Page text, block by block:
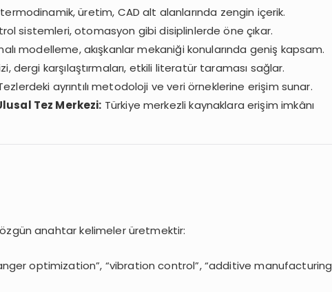
üretim, CAD alt alanlarında zengin içerik.
sistemleri, otomasyon gibi disiplinlerde öne çıkar.
modelleme, akışkanlar mekaniği konularında geniş kapsam.
dergi karşılaştırmaları, etkili literatür taraması sağlar.
ayrıntılı metodoloji ve veri örneklerine erişim sunar.
Tez Merkezi: Türkiye merkezli kaynaklara erişim imkânı
özgün anahtar kelimeler üretmektir:
optimization”, “vibration control”, “additive manufacturing